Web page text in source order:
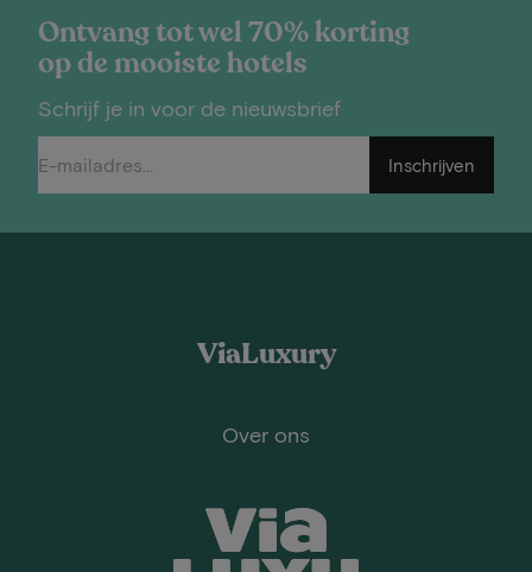
Ontvang tot wel 70% korting
op de mooiste hotels
Schrijf je in voor de nieuwsbrief
Inschrijven
ViaLuxury
Over ons